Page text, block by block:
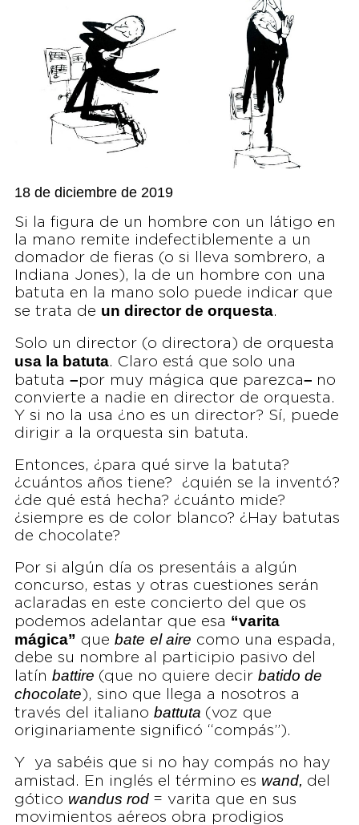
18 de diciembre de 2019
Si la figura de un hombre con un látigo en
la mano remite indefectiblemente a un
domador de fieras (o si lleva sombrero, a
Indiana Jones), la de un hombre con una
batuta en la mano solo puede indicar que
se trata de un director de orquesta.
Solo un director (o directora) de orquesta
usa la batuta. Claro está que solo una
batuta –por muy mágica que parezca– no
convierte a nadie en director de orquesta.
Y si no la usa ¿no es un director? Sí, puede
dirigir a la orquesta sin batuta.
Entonces, ¿para qué sirve la batuta?
¿cuántos años tiene? ¿quién se la inventó?
¿de qué está hecha? ¿cuánto mide?
¿siempre es de color blanco? ¿Hay batutas
de chocolate?
Por si algún día os presentáis a algún
concurso, estas y otras cuestiones serán
aclaradas en este concierto del que os
podemos adelantar que esa “varita
mágica” que bate el aire como una espada,
debe su nombre al participio pasivo del
latín battire (que no quiere decir batido de
chocolate ), sino que llega a nosotros a
través del italiano battuta (voz que
originariamente significó “compás”).
Y ya sabéis que si no hay compás no hay
amistad. En inglés el término es wand, del
gótico wandus rod = varita que en sus
movimientos aéreos obra prodigios